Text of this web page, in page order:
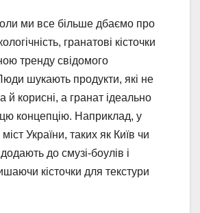
ми все більше дбаємо про
гранатові кісточки
тренду свідомого
шукають продукти, які не
й корисні, а гранат ідеально
концепцію. Наприклад, у
України, таких як Київ чи
до смузі-боулів і
кісточки для текстури